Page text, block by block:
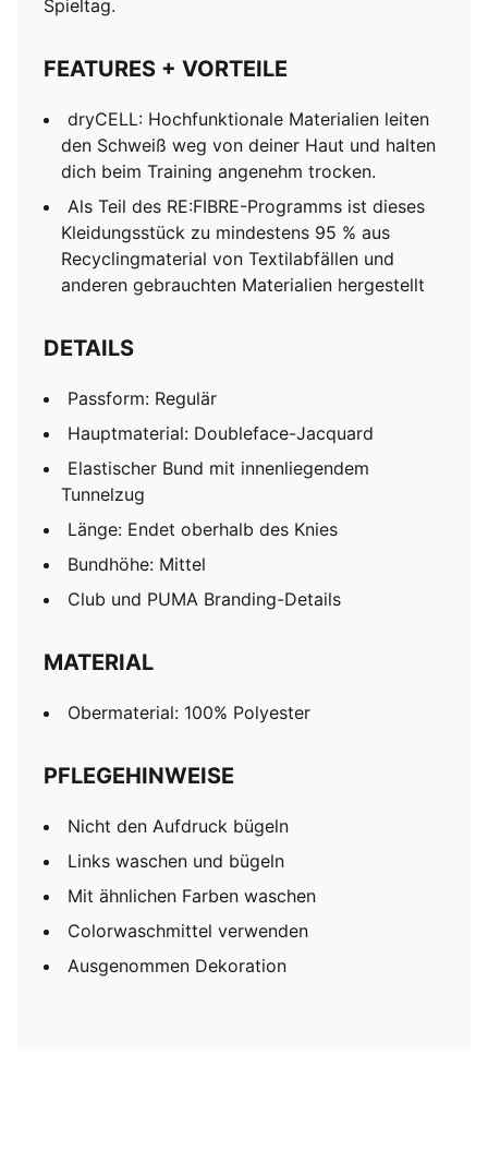
Spieltag.
FEATURES + VORTEILE
dryCELL: Hochfunktionale Materialien leiten
den Schweiß weg von deiner Haut und halten
dich beim Training angenehm trocken.
Als Teil des RE:FIBRE-Programms ist dieses
Kleidungsstück zu mindestens 95 % aus
Recyclingmaterial von Textilabfällen und
anderen gebrauchten Materialien hergestellt
DETAILS
Passform: Regulär
Hauptmaterial: Doubleface-Jacquard
Elastischer Bund mit innenliegendem
Tunnelzug
Länge: Endet oberhalb des Knies
Bundhöhe: Mittel
Club und PUMA Branding-Details
MATERIAL
Obermaterial: 100% Polyester
PFLEGEHINWEISE
Nicht den Aufdruck bügeln
Links waschen und bügeln
Mit ähnlichen Farben waschen
Colorwaschmittel verwenden
Ausgenommen Dekoration